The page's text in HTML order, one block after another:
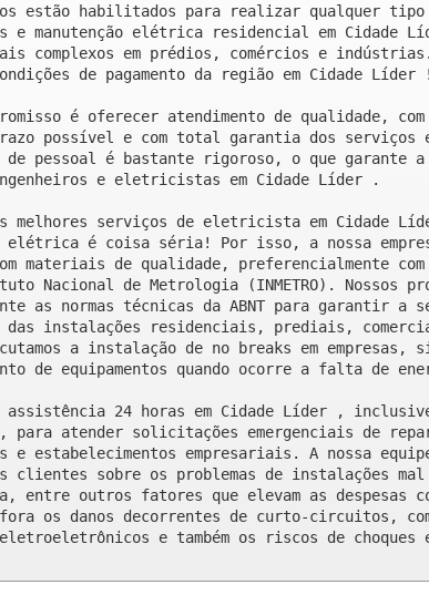
estão habilitados para realizar qualquer tipo
e manutenção elétrica residencial em Cidade
complexos em prédios, comércios e indústrias.
de pagamento da região em Cidade Líder !
é oferecer atendimento de qualidade,
possível e com total garantia dos serviços
de pessoal é bastante rigoroso, o que garante a
e eletricistas em Cidade Líder .
melhores serviços de eletricista em Cidade
elétrica é coisa séria! Por isso, a nossa
materiais de qualidade, preferencialmente
Nacional de Metrologia (INMETRO). Nossos
as normas técnicas da ABNT para garantir a
das instalações residenciais, prediais,
a instalação de no breaks em empresas,
de equipamentos quando ocorre a falta de
assistência 24 horas em Cidade Líder ,
para atender solicitações emergenciais de
e estabelecimentos empresariais. A nossa
clientes sobre os problemas de instalações mal
entre outros fatores que elevam as despesas
os danos decorrentes de curto-circuitos,
e também os riscos de